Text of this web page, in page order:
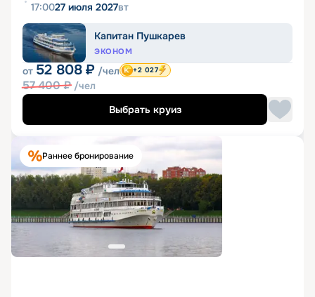
17:0027 июля 2027вт
Капитан Пушкарев
ЭКОНОМ
от 52 808 ₽ /чел
57 400₽ /чел
+2 027
Выбрать круиз
Раннее бронирование